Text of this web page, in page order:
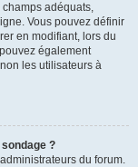
adéquats,
Vous pouvez définir
en modifiant, lors du
également
les utilisateurs à
?
du forum.